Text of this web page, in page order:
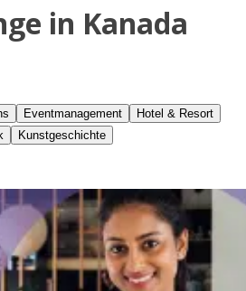
in Kanada
Eventmanagement
Hotel & Resort
Kunstgeschichte